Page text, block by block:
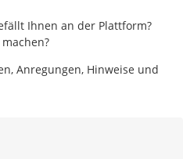
Ihnen an der Plattform?
Anregungen, Hinweise und